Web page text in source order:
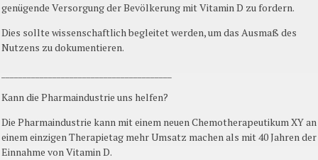
genügende Versorgung der Bevölkerung mit Vitamin D zu fordern.
Dies sollte wissenschaftlich begleitet werden, um das Ausmaß des
Nutzens zu dokumentieren.
Kann die Pharmaindustrie uns helfen?
Die Pharmaindustrie kann mit einem neuen Chemotherapeutikum XY an
einem einzigen Therapietag mehr Umsatz machen als mit 40 Jahren der
Einnahme von Vitamin D.